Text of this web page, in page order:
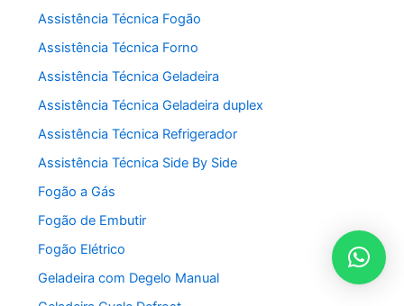
Assistência Técnica Fogão
Assistência Técnica Forno
Assistência Técnica Geladeira
Assistência Técnica Geladeira duplex
Assistência Técnica Refrigerador
Assistência Técnica Side By Side
Fogão a Gás
Fogão de Embutir
Fogão Elétrico
Geladeira com Degelo Manual